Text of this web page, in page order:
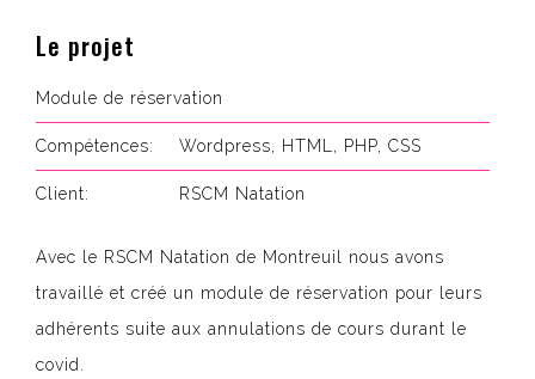
Le projet
Module de réservation
Compétences: Wordpress, HTML, PHP, CSS
Client: RSCM Natation
Avec le RSCM Natation de Montreuil nous avons
travaillé et créé un module de réservation pour leurs
adhérents suite aux annulations de cours durant le
covid.